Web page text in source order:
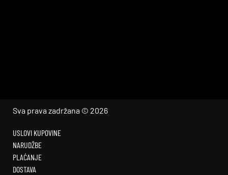
Sva prava zadržana © 2026
USLOVI KUPOVINE
NARUDŽBE
PLAĆANJE
DOSTAVA